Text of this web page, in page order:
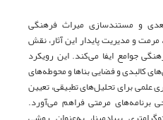
و مستندسازی میراث فرهنگی
و مدیریت پایدار این آثار، نقش
جوامع ایفا می‌کند. این رویکرد
کالبدی و فضایی بناها و محوطه‌های
علمی برای تحلیل‌های تطبیقی، تعیین
برنامه‌های مرمتی فراهم می‌آورد.